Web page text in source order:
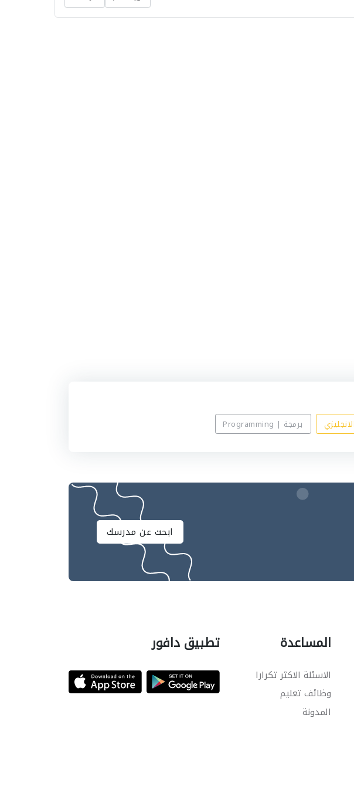
برمجة | Programming
ابحث عن مدرسك
المساعدة
الاسئلة الاكثر تكرارا
وظائف تعليم
المدونة
تطبيق دافور